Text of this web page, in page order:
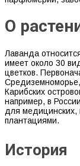
О
Лаванда
имеет около 30
цветков.
Карибских
например, в
для
плантациями.
История